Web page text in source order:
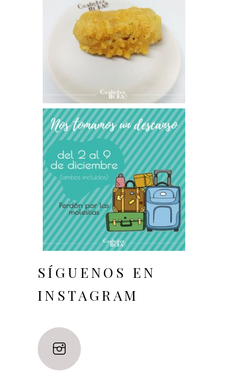
SÍGUENOS EN
INSTAGRAM